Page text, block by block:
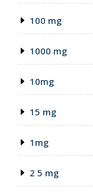
100 mg
1000 mg
10mg
15 mg
1mg
2 5 mg